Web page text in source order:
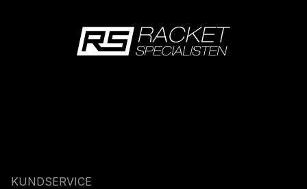
KUNDSERVICE